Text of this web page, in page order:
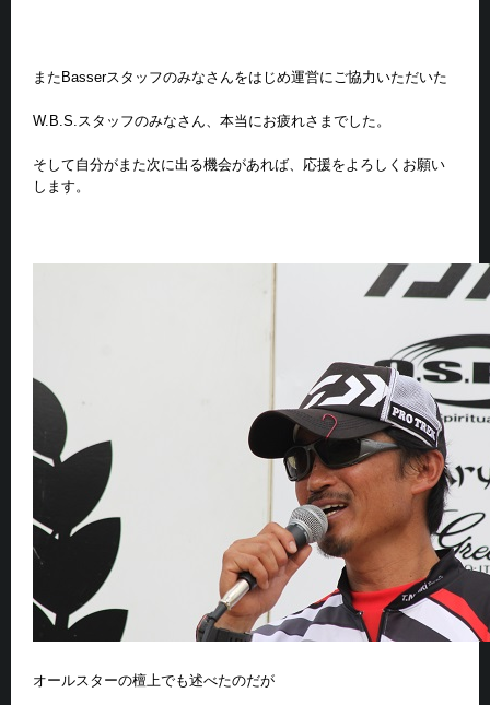
またBasserスタッフのみなさんをはじめ運営にご協力いただいた
W.B.S.スタッフのみなさん、本当にお疲れさまでした。
そして自分がまた次に出る機会があれば、応援をよろしくお願い
します。
オールスターの檀上でも述べたのだが